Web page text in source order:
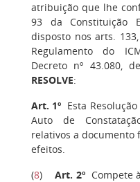
atribuição que lhe
93 da Constituição
disposto nos arts.
Regulamento do
Decreto nº 43.080,
RESOLVE:
Art. 1º Esta
Auto de
relativos a documento
efeitos.
(8)Art. 2ºCompete